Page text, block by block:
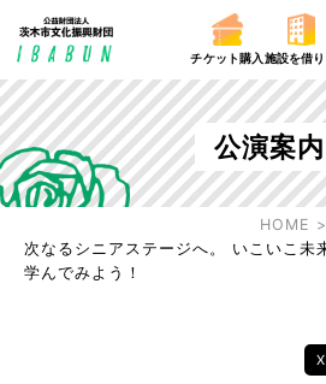
チケット購入 施設を借
公演案内
HOME
次なるシニアステージへ。 いこいこ未
学んでみよう！